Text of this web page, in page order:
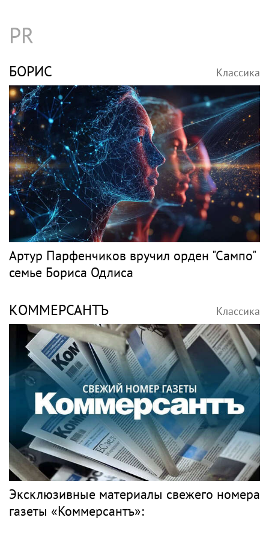
PR
БОРИС Классика
Артур Парфенчиков вручил орден "Сампо"
семье Бориса Одлиса
КОММЕРСАНТЪ Классика
Эксклюзивные материалы свежего номера
газеты «Коммерсантъ»: